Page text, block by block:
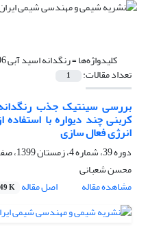
کلیدواژه‌ها =رنگدانه اسید آبی 206
تعداد مقالات: 1
کربنی چند دیواره با
انرژی فعال سازی
دوره 39، شماره 4، زمستان 1399، صفحه
محسن شعبانی
مشاهده مقاله
اصل مقاله K